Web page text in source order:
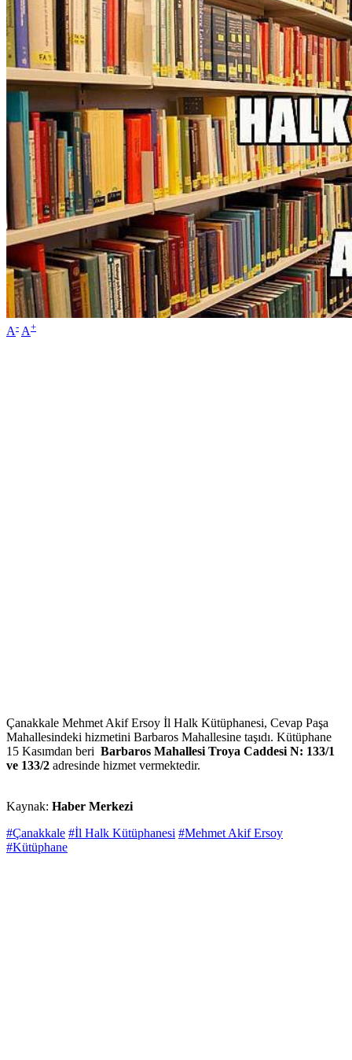
A- A+
Çanakkale Mehmet Akif Ersoy İl Halk Kütüphanesi, Cevap Paşa
Mahallesindeki hizmetini Barbaros Mahallesine taşıdı. Kütüphane
15 Kasımdan beri Barbaros Mahallesi Troya Caddesi N: 133/1
ve 133/2 adresinde hizmet vermektedir.
Kaynak: Haber Merkezi
#Çanakkale #İl Halk Kütüphanesi #Mehmet Akif Ersoy
#Kütüphane